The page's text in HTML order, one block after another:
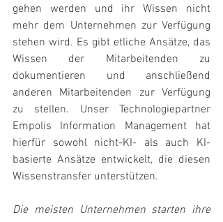
gehen werden und ihr Wissen nicht
mehr dem Unternehmen zur Verfügung
stehen wird. Es gibt etliche Ansätze, das
Wissen der Mitarbeitenden zu
dokumentieren und anschließend
anderen Mitarbeitenden zur Verfügung
zu stellen. Unser Technologiepartner
Empolis Information Management hat
hierfür sowohl nicht-KI- als auch KI-
basierte Ansätze entwickelt, die diesen
Wissenstransfer unterstützen.
Die meisten Unternehmen starten ihre